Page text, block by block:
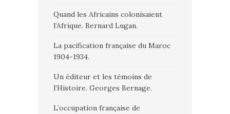
Quand les Africains colonisaient
l’Afrique. Bernard Lugan.
La pacification française du Maroc
1904-1934.
Un éditeur et les témoins de
l’Histoire. Georges Bernage.
L’occupation française de